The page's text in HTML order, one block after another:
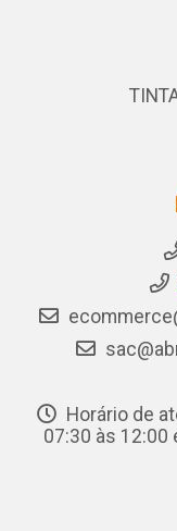
Horário de
07:30 às 12:00